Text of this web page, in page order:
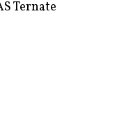
Ternate